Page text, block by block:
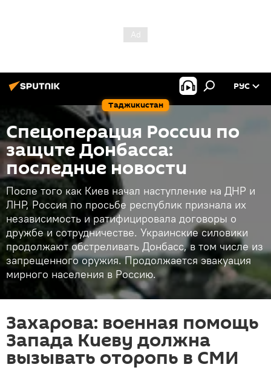
Таджикистан
РУС
Спецоперация России по
защите Донбасса:
последние новости
После того как Киев начал наступление на ДНР и
ЛНР, Россия по просьбе республик признала их
независимость и ратифицировала договоры о
дружбе и сотрудничестве. Украинские силовики
продолжают обстреливать Донбасс, в том числе из
запрещенного оружия. Продолжается эвакуация
мирного населения в Россию.
Захарова: военная помощь
Запада Киеву должна
вызывать оторопь в СМИ